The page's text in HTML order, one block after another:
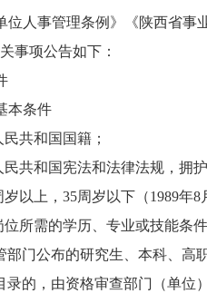
位人事管理条例》《陕西省事
事项公告如下：
本条件
共和国国籍；
民共和国宪法和法律法规，拥
以上，35周岁以下（1989年8
位所需的学历、专业或技能条
部门公布的研究生、本科、
录的，由资格审查部门（单位